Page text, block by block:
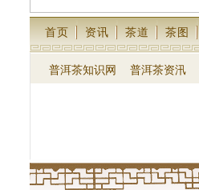
首页 资讯 茶道 茶图
普洱茶知识网 普洱茶资汛